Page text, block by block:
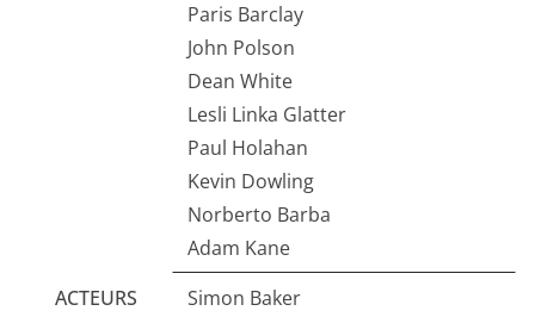
Paris Barclay
John Polson
Dean White
Lesli Linka Glatter
Paul Holahan
Kevin Dowling
Norberto Barba
Adam Kane
ACTEURS
Simon Baker